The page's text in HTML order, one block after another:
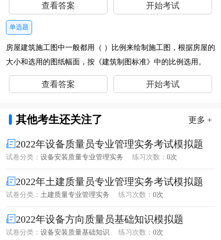
查看答案 开始考试
单选题
房屋建筑施工图中一般都用（ ）比例来绘制施工图，根据房屋的
大小和选用的图纸幅面，按《建筑制图标准》中的比例选用。
查看答案 开始考试
其他考生还关注了 更多 +
2022年设备质量员专业管理实务考试模拟题
试卷分类： 设备安装质量专业管理实务 练习次数： 0次
2022年土建质量员专业管理实务考试模拟题
试卷分类： 土建质量专业管理实务 练习次数： 0次
2022年设备方向质量员基础知识模拟题
试卷分类： 设备安装质量基础知识 练习次数： 0次